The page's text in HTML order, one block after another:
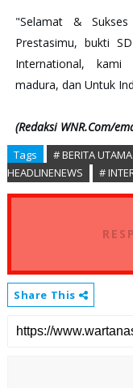
"Selamat &
Prestasimu, bukti
International, kami
madura, dan Untuk
(Redaksi WNR.Com/
Tags # BERITA UTAMA
HEADLINENEWS
#
Share This